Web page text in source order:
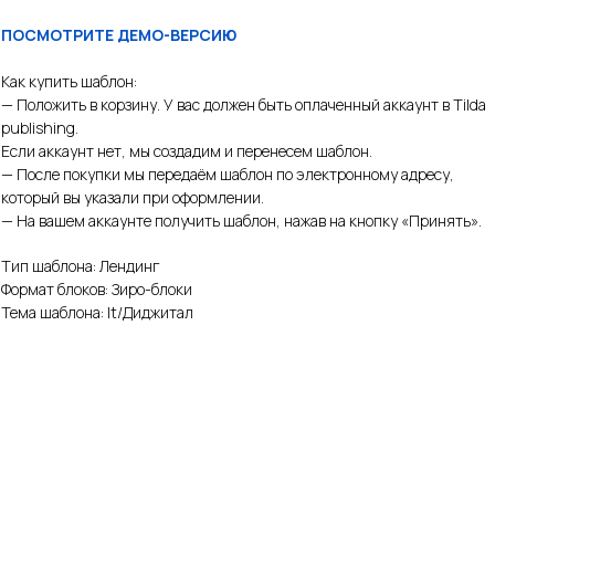
ПОСМОТРИТЕ ДЕМО-ВЕРСИЮ
Как купить шаблон:
— Положить в корзину. У вас должен быть оплаченный аккаунт в Tilda
publishing.
Если аккаунт нет, мы создадим и перенесем шаблон.
— После покупки мы передаём шаблон по электронному адресу,
который вы указали при оформлении.
— На вашем аккаунте получить шаблон, нажав на кнопку «Принять».
Тип шаблона: Лендинг
Формат блоков: Зиро-блоки
Тема шаблона: It/Диджитал